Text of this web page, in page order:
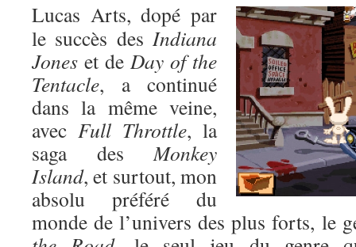
Lucas Arts, dopé par
le succès des Indiana
Jones et de Day of the
Tentacle, a continué
dans la même veine,
avec Full Throttle, la
saga desMonkey
Island, et surtout, mon
absolu préféré du
monde de l’univers des plus forts, le